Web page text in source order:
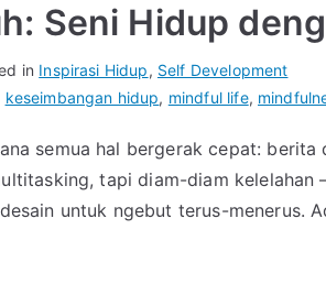
Seni Hidup
in Inspirasi Hidup, Self Development
keseimbangan hidup, mindful life,
semua hal bergerak cepat:
tapi diam-diam
untuk ngebut terus-menerus.